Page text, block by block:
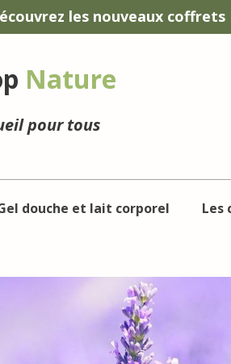
les nouveaux
Nature
pour tous
douche et lait corporel Les